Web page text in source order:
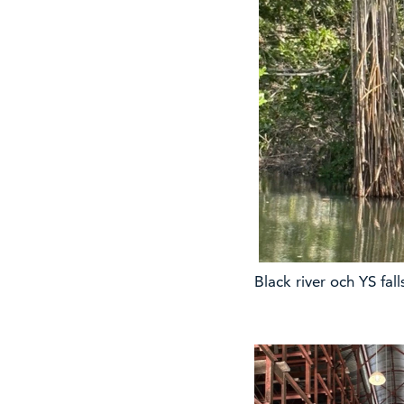
Black river och YS